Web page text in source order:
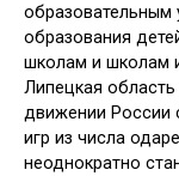
образовательным
образования
школам и школам
Липецкая
движении России
игр из числа
неоднократно